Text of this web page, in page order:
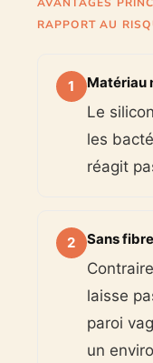
AVANTAGES
RAPPORT AU
1 Matériau
Le
les
réagit
2 Sans
laisse
paroi
un